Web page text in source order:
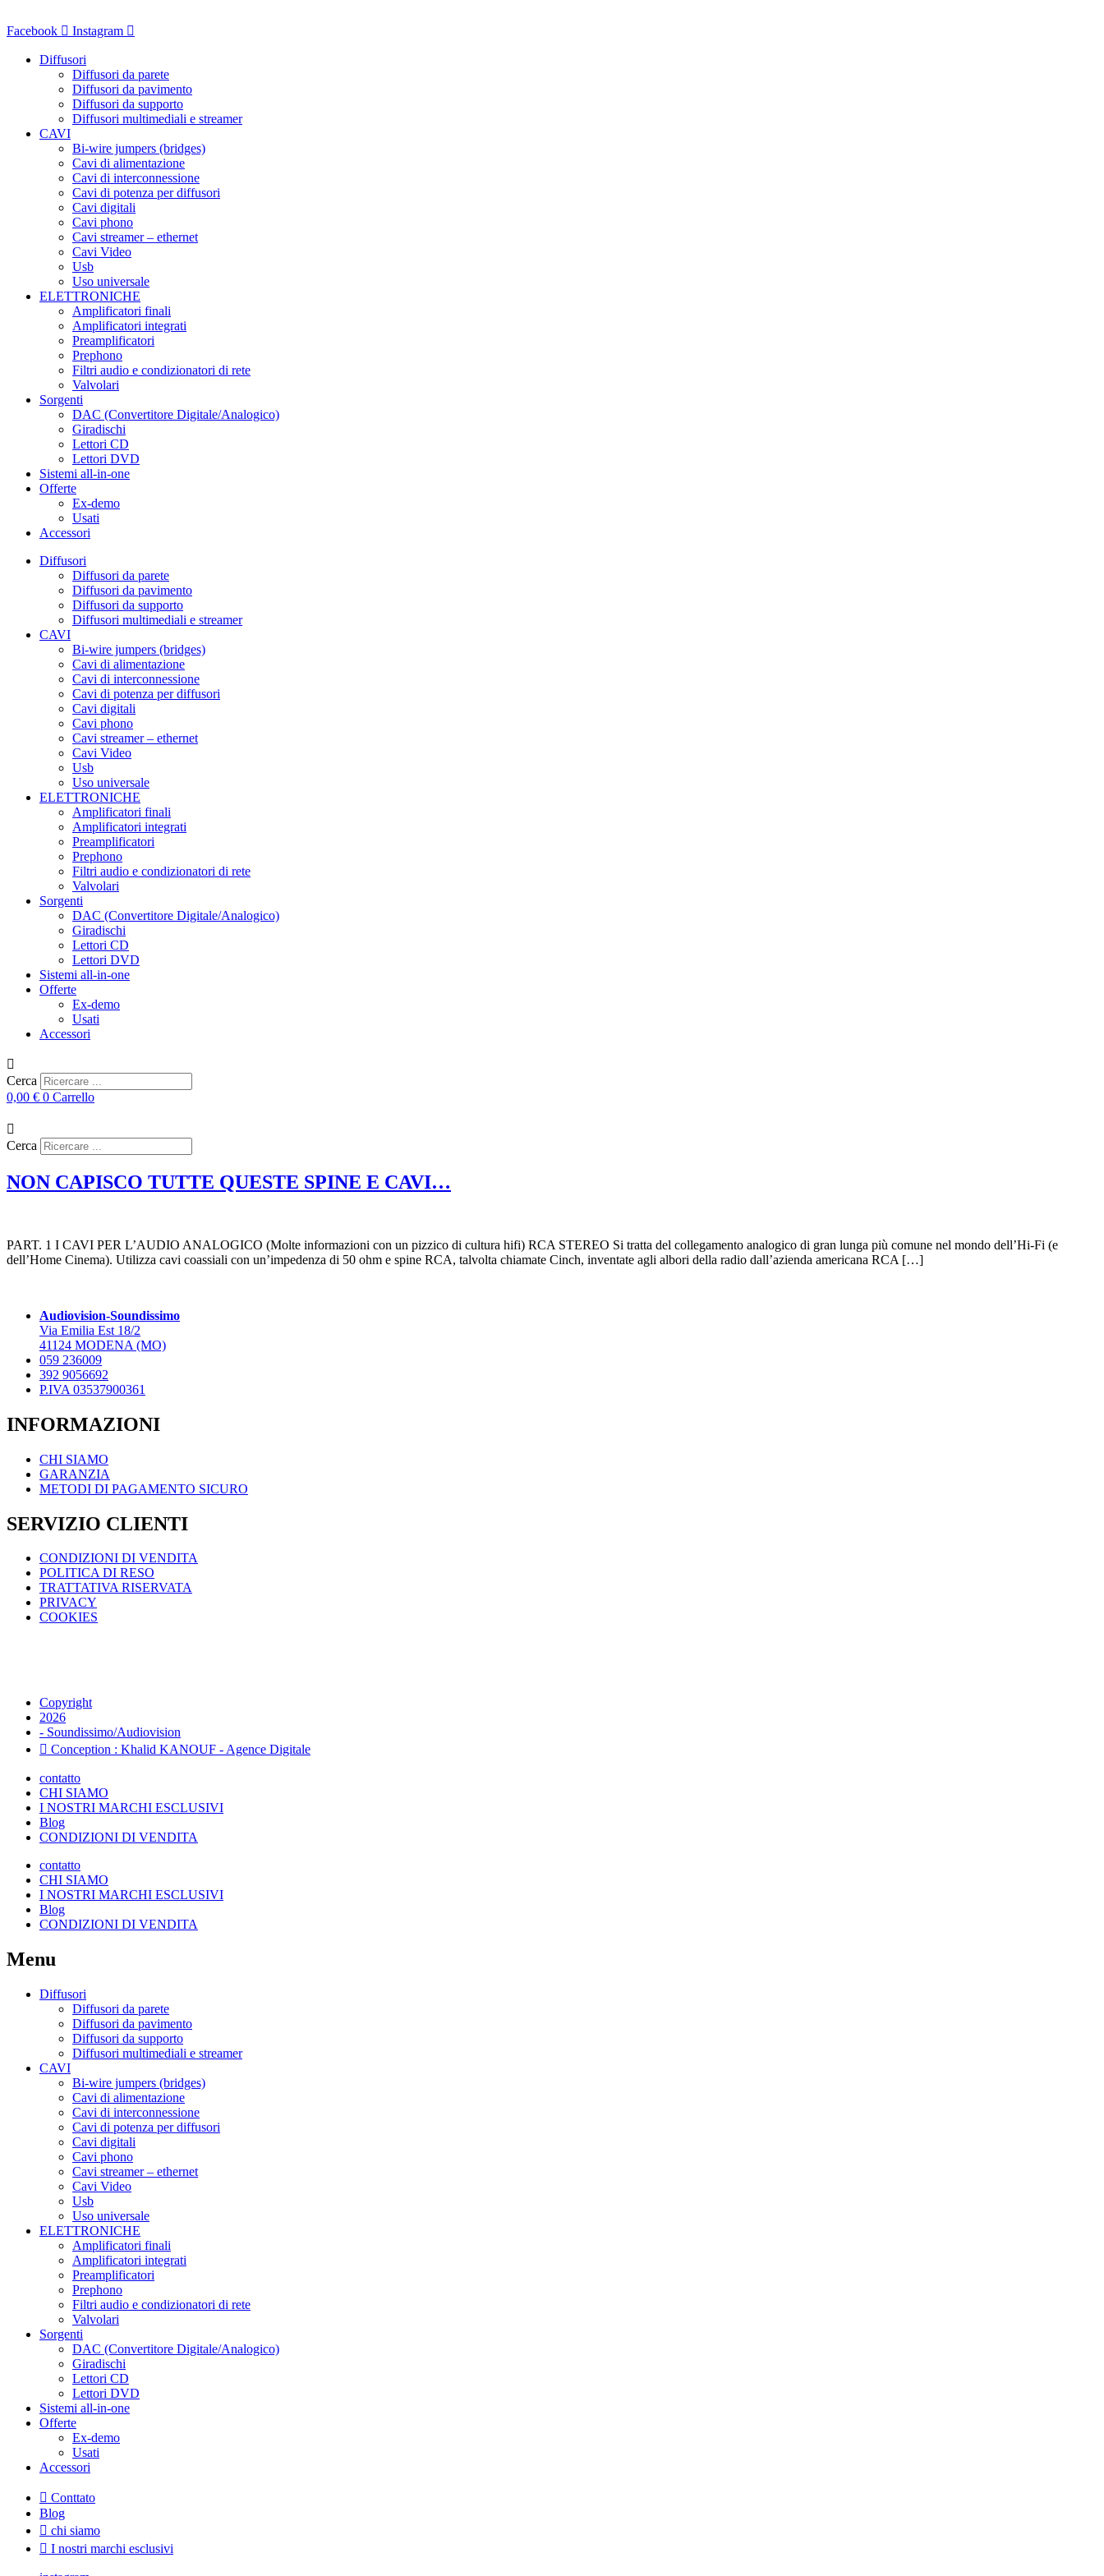
al
Facebook Instagram
Diffusori
Diffusori da parete
Diffusori da pavimento
Diffusori da supporto
Diffusori multimediali e streamer
CAVI
Bi-wire jumpers (bridges)
Cavi di alimentazione
Cavi di interconnessione
Cavi di potenza per diffusori
Cavi digitali
Cavi phono
Cavi streamer – ethernet
Cavi Video
Usb
Uso universale
ELETTRONICHE
Amplificatori finali
Amplificatori integrati
Preamplificatori
Prephono
Filtri audio e condizionatori di rete
Valvolari
Sorgenti
DAC (Convertitore Digitale/Analogico)
Giradischi
Lettori CD
Lettori DVD
Sistemi all-in-one
Offerte
Ex-demo
Usati
Accessori
Diffusori
Diffusori da parete
Diffusori da pavimento
Diffusori da supporto
Diffusori multimediali e streamer
CAVI
Bi-wire jumpers (bridges)
Cavi di alimentazione
Cavi di interconnessione
Cavi di potenza per diffusori
Cavi digitali
Cavi phono
Cavi streamer – ethernet
Cavi Video
Usb
Uso universale
ELETTRONICHE
Amplificatori finali
Amplificatori integrati
Preamplificatori
Prephono
Filtri audio e condizionatori di rete
Valvolari
Sorgenti
DAC (Convertitore Digitale/Analogico)
Giradischi
Lettori CD
Lettori DVD
Sistemi all-in-one
Offerte
Ex-demo
Usati
Accessori
Cerca
0,00 € 0 Carrello
Cerca
NON CAPISCO TUTTE QUESTE SPINE E CAVI…
PART. 1 I CAVI PER L’AUDIO ANALOGICO (Molte informazioni con un pizzico di cultura hifi) RCA STEREO Si tratta del collegamento analogico di gran lunga più comune nel mondo dell’Hi-Fi (e
dell’Home Cinema). Utilizza cavi coassiali con un’impedenza di 50 ohm e spine RCA, talvolta chiamate Cinch, inventate agli albori della radio dall’azienda americana RCA […]
Audiovision-Soundissimo
Via Emilia Est 18/2
41124 MODENA (MO)
059 236009
392 9056692
P.IVA 03537900361
INFORMAZIONI
CHI SIAMO
GARANZIA
METODI DI PAGAMENTO SICURO
SERVIZIO CLIENTI
CONDIZIONI DI VENDITA
POLITICA DI RESO
TRATTATIVA RISERVATA
PRIVACY
COOKIES
Copyright
2026
- Soundissimo/Audiovision
Conception : Khalid KANOUF - Agence Digitale
contatto
CHI SIAMO
I NOSTRI MARCHI ESCLUSIVI
Blog
CONDIZIONI DI VENDITA
contatto
CHI SIAMO
I NOSTRI MARCHI ESCLUSIVI
Blog
CONDIZIONI DI VENDITA
Menu
Diffusori
Diffusori da parete
Diffusori da pavimento
Diffusori da supporto
Diffusori multimediali e streamer
CAVI
Bi-wire jumpers (bridges)
Cavi di alimentazione
Cavi di interconnessione
Cavi di potenza per diffusori
Cavi digitali
Cavi phono
Cavi streamer – ethernet
Cavi Video
Usb
Uso universale
ELETTRONICHE
Amplificatori finali
Amplificatori integrati
Preamplificatori
Prephono
Filtri audio e condizionatori di rete
Valvolari
Sorgenti
DAC (Convertitore Digitale/Analogico)
Giradischi
Lettori CD
Lettori DVD
Sistemi all-in-one
Offerte
Ex-demo
Usati
Accessori
Conttato
Blog
chi siamo
I nostri marchi esclusivi